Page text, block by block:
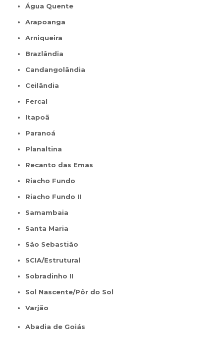
Água Quente
Arapoanga
Arniqueira
Brazlândia
Candangolândia
Ceilândia
Fercal
Itapoã
Paranoá
Planaltina
Recanto das Emas
Riacho Fundo
Riacho Fundo II
Samambaia
Santa Maria
São Sebastião
SCIA/Estrutural
Sobradinho II
Sol Nascente/Pôr do Sol
Varjão
Abadia de Goiás